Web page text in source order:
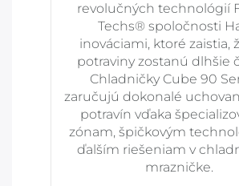
revolučných technológií
Techs® spoločnosti
inováciami, ktoré zaistia,
potraviny zostanú dlhšie
Chladničky Cube 90
zaručujú dokonalé
potravín vďaka
zónam, špičkovým
ďalším riešeniam v
mrazničke.